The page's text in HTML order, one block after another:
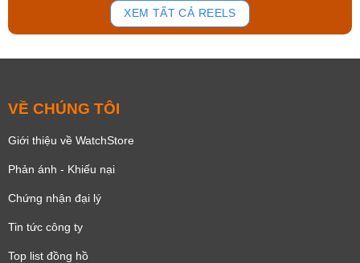
XEM TẤT CẢ REELS
VỀ CHÚNG TÔI
Giới thiệu về WatchStore
Phản ánh - Khiếu nại
Chứng nhận đại lý
Tin tức công ty
Top list đồng hồ